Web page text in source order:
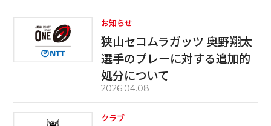
お知らせ
狭山セコムラガッツ 奥野翔太
選手のプレーに対する追加的
処分について
2026.04.08
クラブ